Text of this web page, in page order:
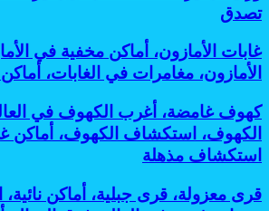
للمغامرين
معروفة:
جزر
مخفية
كأنها
الخريطة
أساطير
الغابات،
أماكن
مرعبة
للسفر،
غامضة
ملونة،
طبيعية
عجيبة،
بحيرة
وردية،
بحيرات
غامضة:
أجمل
ملونة
بألوان
تصدق
غابات
الأمازون،
أماكن
في
الأمازون،
السفر
إلى
الأمازون،
مغامرات
غابات الأمازون، أماكن مخفية في
الأمازون، مغامرات في الغابات،
كهوف
غامضة،
أغرب
الكهوف
العالم،
كهوف غامضة، أغرب الكهوف في
الكهوف، استكشاف الكهوف، أماكن
استكشاف مذهلة
قرى
معزولة،
قرى معزولة، قرى جبلية، أماكن نائية،